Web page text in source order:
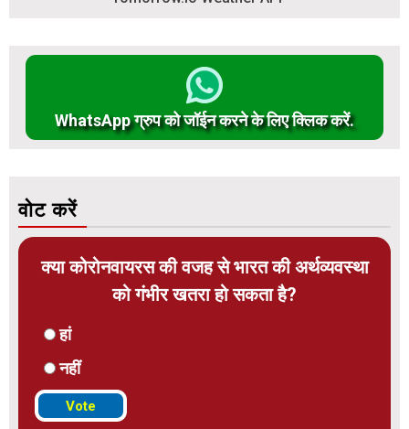
WhatsApp ग्रुप को जॉईन करने के लिए क्लिक करें.
वोट करें
क्या कोरोनवायरस की वजह से भारत की अर्थव्यवस्था
को गंभीर खतरा हो सकता है?
हां
नहीं